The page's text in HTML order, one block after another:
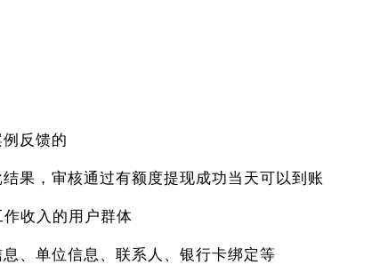
反馈的
果，审核通过有额度提现成功当天可以到账
收入的用户群体
、单位信息、联系人、银行卡绑定等